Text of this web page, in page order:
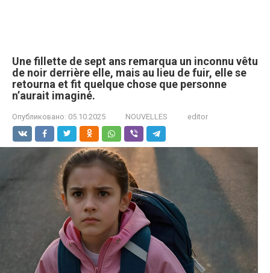
Une fillette de sept ans remarqua un inconnu vêtu
de noir derrière elle, mais au lieu de fuir, elle se
retourna et fit quelque chose que personne
n’aurait imaginé.
Опубликовано: 05.10.2025 NOUVELLES editor